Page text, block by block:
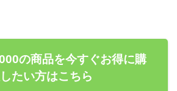
の商品を今すぐお得に購
たい方はこちら